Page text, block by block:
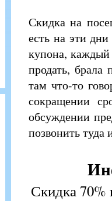
Скидка на
есть на эти
купона,
продать,
там что-то
сокращении
обсуждении
позвонить туда
Скидка 70%